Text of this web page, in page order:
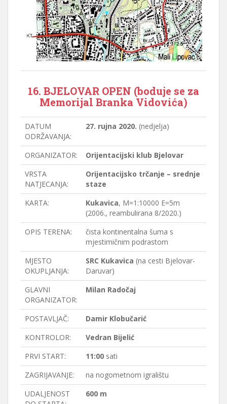
16. BJELOVAR OPEN (boduje se za
Memorijal Branka Vidovića)
DATUM
ODRŽAVANJA:
27. rujna 2020. (nedjelja)
ORGANIZATOR:
Orijentacijski klub Bjelovar
VRSTA
NATJECANJA:
Orijentacijsko trčanje – srednje
staze
KARTA:
Kukavica, M=1:10000 E=5m
(2006., reambulirana 8/2020.)
OPIS TERENA:
čista kontinentalna šuma s
mjestimičnim podrastom
MJESTO
OKUPLJANJA:
SRC Kukavica (na cesti Bjelovar-
Daruvar)
GLAVNI
ORGANIZATOR:
Milan Radočaj
POSTAVLJAČ:
Damir Klobučarić
KONTROLOR:
Vedran Bijelić
PRVI START:
11:00 sati
ZAGRIJAVANJE:
na nogometnom igralištu
UDALJENOST
600 m